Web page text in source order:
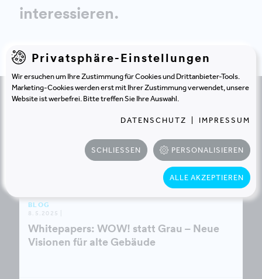
interessieren.
BLOG
8.5.2025 |
Whitepapers: WOW! statt Grau – Neue
Visionen für alte Gebäude
Privatsphäre-Einstellungen
Wir ersuchen um Ihre Zustimmung für Cookies und Drittanbieter-Tools.
Marketing-Cookies werden erst mit Ihrer Zustimmung verwendet, unsere
Website ist werbefrei. Bitte treffen Sie Ihre Auswahl.
DATENSCHUTZ IMPRESSUM
SCHLIESSEN PERSONALISIEREN
ALLE AKZEPTIEREN